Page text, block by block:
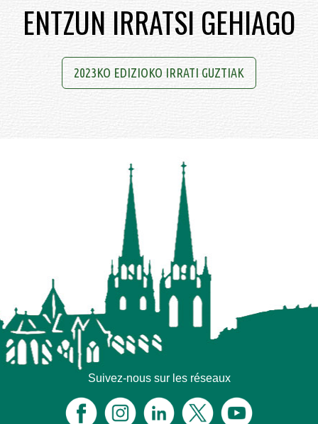
ENTZUN IRRATSI GEHIAGO
2023KO EDIZIOKO IRRATI GUZTIAK
Suivez-nous sur les réseaux